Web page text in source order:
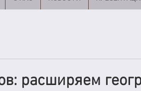
расширяем